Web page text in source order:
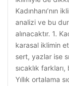
Kadınhanı’nın
analizi ve bu
alınacaktır. 1.
karasal iklimin
sert, yazlar ise
sıcaklık
Yıllık ortalama